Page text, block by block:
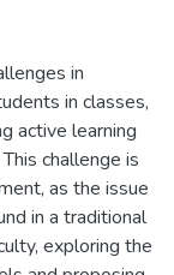
in
in classes,
active learning
challenge is
as the issue
in a traditional
exploring the